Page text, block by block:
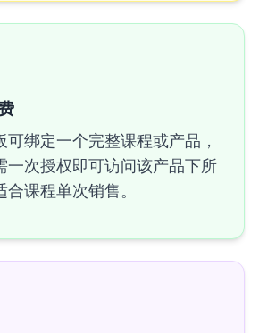
绑定一个完整课程或产品，
一次授权即可访问该产品下所
课程单次销售。